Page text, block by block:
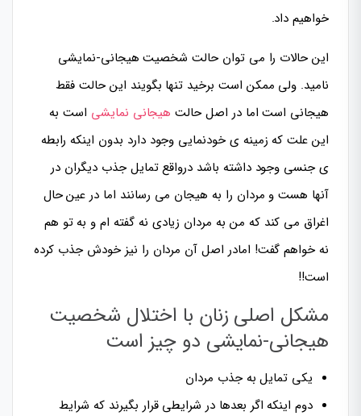
خواهیم داد.
این حالات را می توان حالت شخصیت هیجانی-نمایشی
نامید. ولی ممکن است برخید تنها بگویند این حالت فقط
هیجانی است اما در اصل حالت هیجانی نمایشی است به
این علت که زمینه ی خودنمایی وجود دارد بدون اینکه رابطه
ی جنسی وجود داشته باشد درواقع تمایل جذب دیگران در
آنها هست و مردان را به هیجان می رسانند اما در عین حال
اغراق می کند که من به مردان زیادی نه گفته ام و به تو هم
نه خواهم گفت! امادر اصل آن مردان را نیز خودش جذب کرده
است!!
مشکل اصلی زنان با اختلال شخصیت
هیجانی-نمایشی دو چیز است
یکی تمایل به جذب مردان
دوم اینکه اگر بعدها در شرایطی قرار بگیرند که شرایط